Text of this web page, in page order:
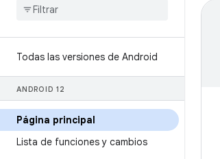
Todas las versiones de Android
ANDROID 12
Página principal
Lista de funciones y cambios